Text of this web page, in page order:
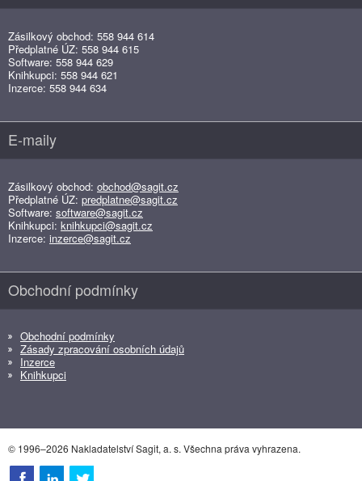
Zásilkový obchod: 558 944 614
Předplatné ÚZ: 558 944 615
Software: 558 944 629
Knihkupci: 558 944 621
Inzerce: 558 944 634
E-maily
Zásilkový obchod: obchod@sagit.cz
Předplatné ÚZ: predplatne@sagit.cz
Software: software@sagit.cz
Knihkupci: knihkupci@sagit.cz
Inzerce: inzerce@sagit.cz
Obchodní podmínky
Obchodní podmínky
Zásady zpracování osobních údajů
Inzerce
Knihkupci
© 1996–2026 Nakladatelství Sagit, a. s. Všechna práva vyhrazena.